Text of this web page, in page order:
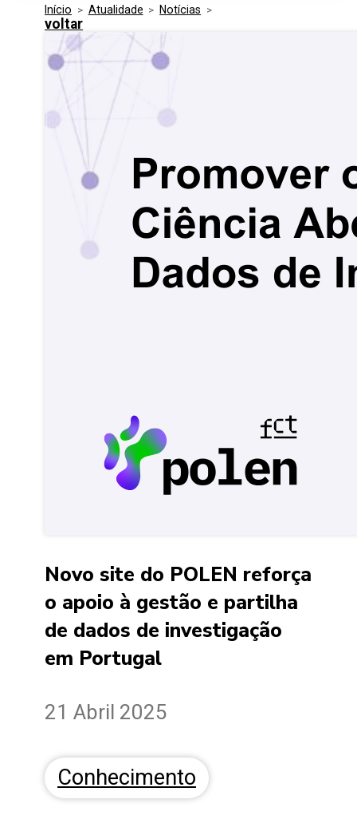
Segurança
Inovação
Media Kit
Entidades Ligadas
Perguntas Frequentes
Eventos
Início > Atualidade > Notícias >
voltar
Novo site do POLEN reforça
o apoio à gestão e partilha
de dados de investigação
em Portugal
21 Abril 2025
Conhecimento